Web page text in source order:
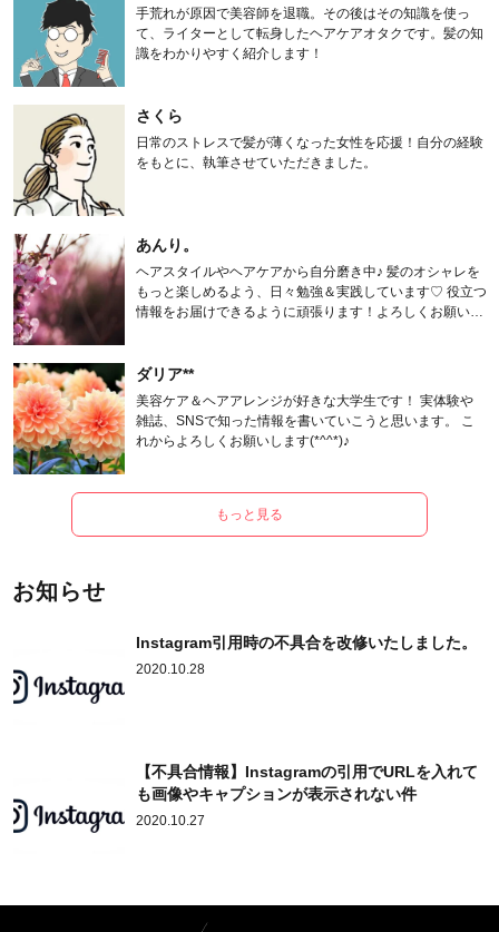
手荒れが原因で美容師を退職。その後はその知識を使っ
て、ライターとして転身したヘアケアオタクです。髪の知
識をわかりやすく紹介します！
さくら
日常のストレスで髪が薄くなった女性を応援！自分の経験
をもとに、執筆させていただきました。
あんり。
ヘアスタイルやヘアケアから自分磨き中♪ 髪のオシャレを
もっと楽しめるよう、日々勉強＆実践しています♡ 役立つ
情報をお届けできるように頑張ります！よろしくお願いし
ダリア**
美容ケア＆ヘアアレンジが好きな大学生です！ 実体験や
雑誌、SNSで知った情報を書いていこうと思います。 こ
れからよろしくお願いします(*^^*)♪
もっと見る
お知らせ
Instagram引用時の不具合を改修いたしました。
2020.10.28
【不具合情報】Instagramの引用でURLを入れて
も画像やキャプションが表示されない件
2020.10.27